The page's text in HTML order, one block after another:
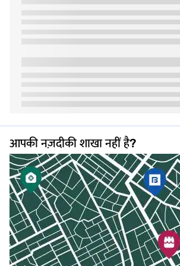
ढेनकनाल में 22 कैरेट सोने का भाव
22 कैरेट सोने की कीमत 24 कैरेट सोने से थोड़ी कम होती
ढंकनाल की सबसे पारंपरिक ज्वेलरी 22 कैरेट गोल्ड का
इस शुद्धता के लिए ढंकनाल में सोने की कीमत बाज़ार की
पर निर्भर करती है. क्वॉलिटी सुनिश्चित करने के लिए, आप
ढेनकनाल में 18 कैरेट सोने का भाव
18 कैरेट सोने का भाव अधिक किफायती होता है क्योंकि
जो तांबा या चांदी जैसी अन्य धातुओं के साथ मिला होता है.
इस्तेमाल आमतौर पर मॉडर्न और लाइटवेट ज्वेलरी डिज़ाइन
18 कैरेट सोने के लिए ढंकनाल में सोने की कीमत कम होती
कम होती है. हालांकि, यह अधिक टिकाऊ और रोज़मर्रा के
कई खरीदार कीमत, मजबूती और दिखने के बीच संतुलन के
हैं.
ढेनकनाल में सोने की कीमत को प्रभावित
आपकी नज़दीकी शाखा नहीं है?